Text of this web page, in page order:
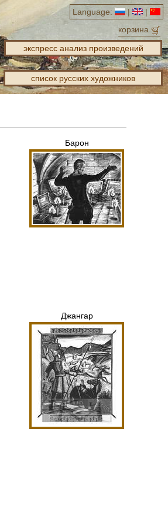
Language: |
|
корзина
экспресс анализ произведений
список русских художников
Барон
Джангар